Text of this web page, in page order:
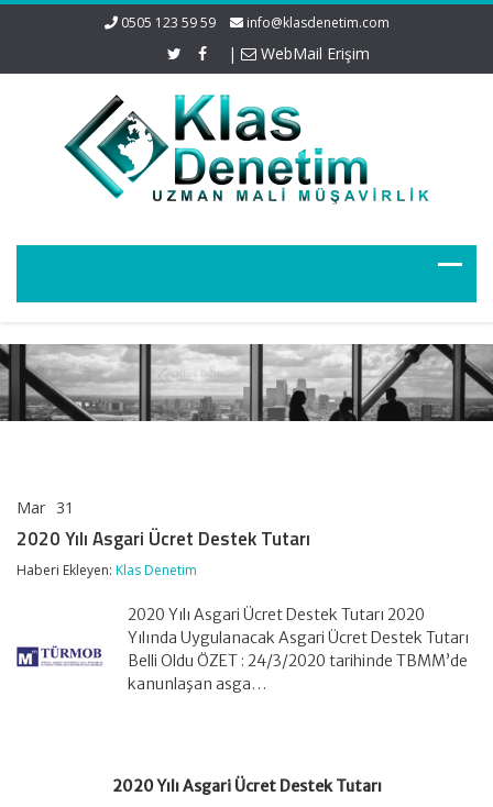
0505 123 59 59 info@klasdenetim.com
| WebMail Erişim
Mar 31
Asgari
Ücret
2020 Yılı Asgari Ücret Destek Tutarı
Haberi Ekleyen: Klas Denetim
2020 Yılı Asgari Ücret Destek Tutarı 2020
Yılında Uygulanacak Asgari Ücret Destek Tutarı
Belli Oldu ÖZET : 24/3/2020 tarihinde TBMM’de
kanunlaşan asga…
2020 Yılı Asgari Ücret Destek Tutarı